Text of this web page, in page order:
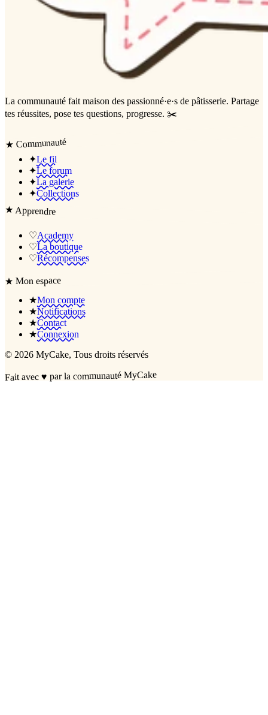
La communauté fait maison des passionné·e·s de pâtisserie. Partage
tes réussites, pose tes questions, progresse. ✂️
★ Communauté
✦Le fil
✦Le forum
✦La galerie
✦Collections
★Apprendre
♡Academy
♡La boutique
♡Récompenses
★Mon espace
★Mon compte
★Notifications
★Contact
★Connexion
© 2026 MyCake, Tous droits réservés
Fait avec♥ par la communauté MyCake